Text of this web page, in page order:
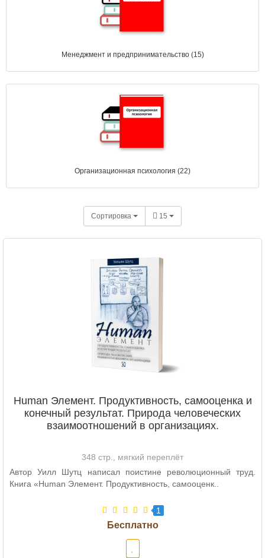
Менеджмент и предпринимательство (15)
Организационная психология (22)
Сортировка 15
Human Элемент. Продуктивность, самооценка и
конечный результат. Природа человеческих
взаимоотношений в организациях.
348 стр., мягкий переплёт
Автор Уилл Шутц написал поистине революционный труд.
Книга «Human Элемент. Продуктивность, самооценк..
1